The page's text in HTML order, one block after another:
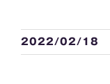
2022/02/18